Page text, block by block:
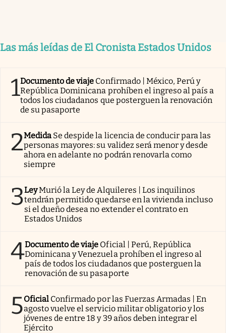
Las más leídas de El Cronista Estados Unidos
1Documento de viaje Confirmado | México, Perú y
República Dominicana prohíben el ingreso al país a
todos los ciudadanos que posterguen la renovación
de su pasaporte
2Medida Se despide la licencia de conducir para las
personas mayores: su validez será menor y desde
ahora en adelante no podrán renovarla como
siempre
3LeyMurió la Ley de Alquileres | Los inquilinos
tendrán permitido quedarse en la vivienda incluso
si el dueño desea no extender el contrato en
Estados Unidos
4Documento de viaje Oficial | Perú, República
Dominicana y Venezuela prohíben el ingreso al
país de todos los ciudadanos que posterguen la
renovación de su pasaporte
5Oficial Confirmado por las Fuerzas Armadas | En
agosto vuelve el servicio militar obligatorio y los
jóvenes de entre 18 y 39 años deben integrar el
Ejército